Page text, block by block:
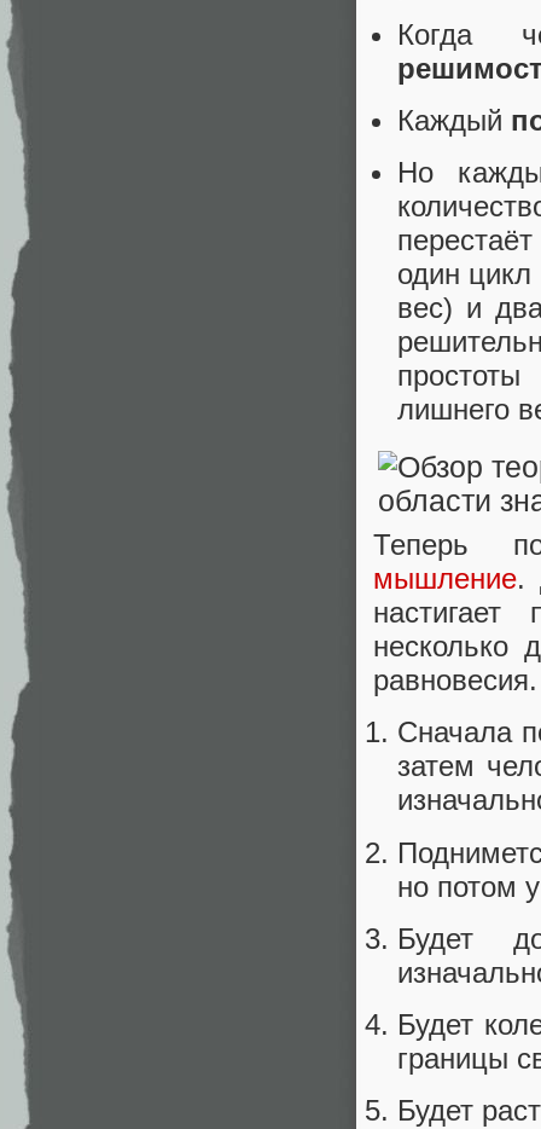
Когда
Каждый
Но
один цикл
вес) и
лишнего
Теперь
мышление.
несколько
Сначала
затем
но потом
Будет
Будет
границы
Будет